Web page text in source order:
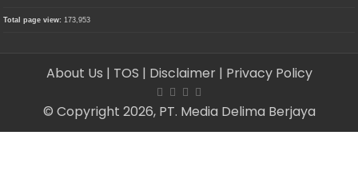
Total page view: 173,953
About Us | TOS | Disclaimer | Privacy Policy
© Copyright 2026, PT. Media Delima Berjaya